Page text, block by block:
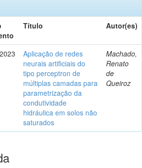
Título Autor(es)
Aplicação de redes
neurais artificiais do
tipo perceptron de
múltiplas camadas para
parametrização da
condutividade
hidráulica em solos não
saturados
Machado,
Renato
de
Queiroz